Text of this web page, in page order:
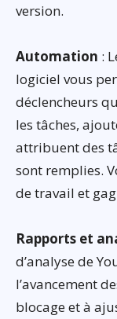
version.
Automation :
logiciel vous
déclencheurs
les tâches,
attribuent des
sont remplies.
de travail et
Rapports et
d’analyse de
l’avancement
blocage et à